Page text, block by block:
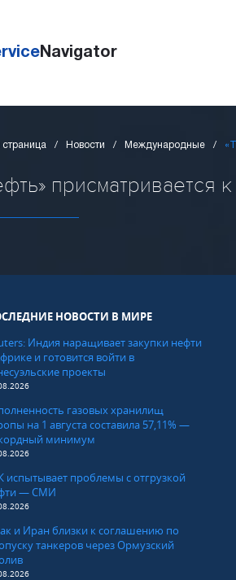
Navigator
страница Новости Международные
присматривается
НОВОСТИ В МИРЕ
Индия наращивает закупки нефти
и готовится войти в
проекты
газовых хранилищ
на 1 августа составила 57,11% —
минимум
испытывает проблемы с отгрузкой
— СМИ
и Иран близки к соглашению по
танкеров через Ормузский